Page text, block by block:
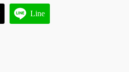
Line